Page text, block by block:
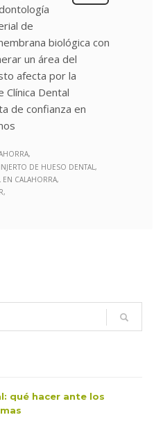
de
biológica con
un área del
afecta por la
Clínica Dental
de confianza en
INJERTO DE HUESO DENTAL
EN CALAHORRA
qué hacer ante los